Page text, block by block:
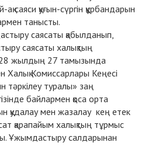
саяси қуғын-сүргін құрбандарын
танысты.
саясаты қабылданып,
саясаты халықтың
жылдың 27 тамызында
Халық Комиссарлары Кеңесі
туралы» заң
байлармен қоса орта
қудалау мен жазалау кең етек
қарапайым халықтың тұрмыс
Ұжымдастыру салдарынан